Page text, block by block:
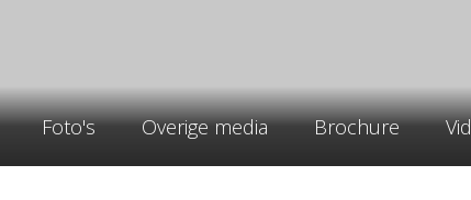
Foto's Overige media Brochure